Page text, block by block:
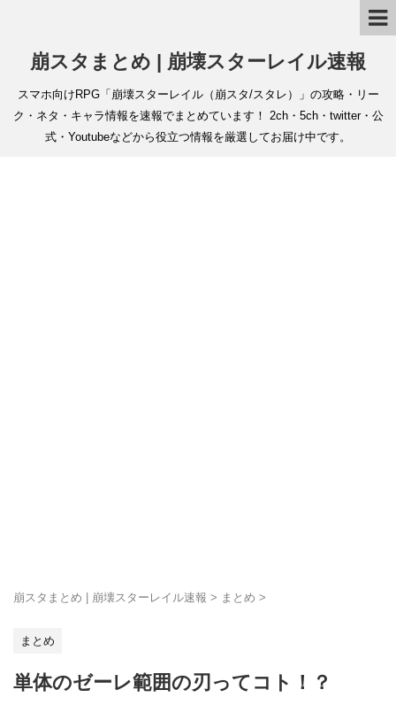
崩スタまとめ | 崩壊スターレイル速報
スマホ向けRPG「崩壊スターレイル（崩スタ/スタレ）」の攻略・リー
ク・ネタ・キャラ情報を速報でまとめています！ 2ch・5ch・twitter・公
式・Youtubeなどから役立つ情報を厳選してお届け中です。
崩スタまとめ | 崩壊スターレイル速報 > まとめ >
まとめ
単体のゼーレ範囲の刃ってコト！？